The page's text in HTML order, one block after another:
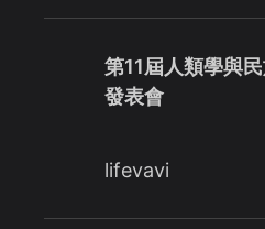
第11屆人類學與
發表會
lifevavi